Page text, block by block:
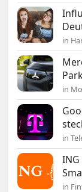
in
in
in
in